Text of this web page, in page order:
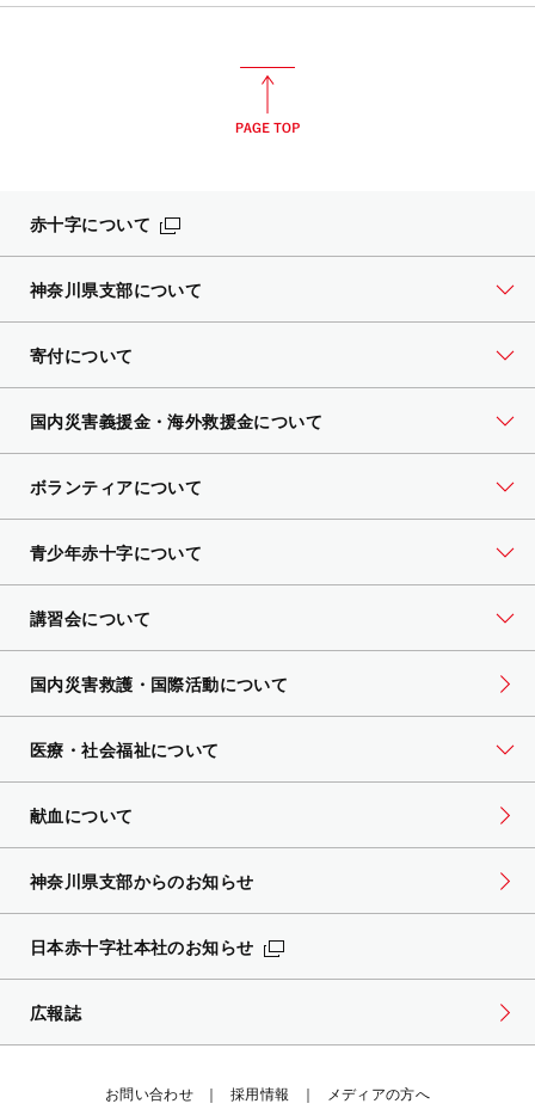
赤十字について
神奈川県支部について
寄付について
国内災害義援金・海外救援金について
ボランティアについて
青少年赤十字について
講習会について
国内災害救護・国際活動について
医療・社会福祉について
献血について
神奈川県支部からのお知らせ
日本赤十字社本社のお知らせ
広報誌
お問い合わせ 採用情報
メディアの方へ